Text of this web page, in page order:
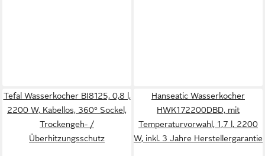
Tefal Wasserkocher BI8125, 0,8 l,
2200 W, Kabellos, 360° Sockel,
Trockengeh- /
Überhitzungsschutz
Hanseatic Wasserkocher
HWK172200DBD, mit
Temperaturvorwahl, 1,7 l, 2200
W, inkl. 3 Jahre Herstellergarantie